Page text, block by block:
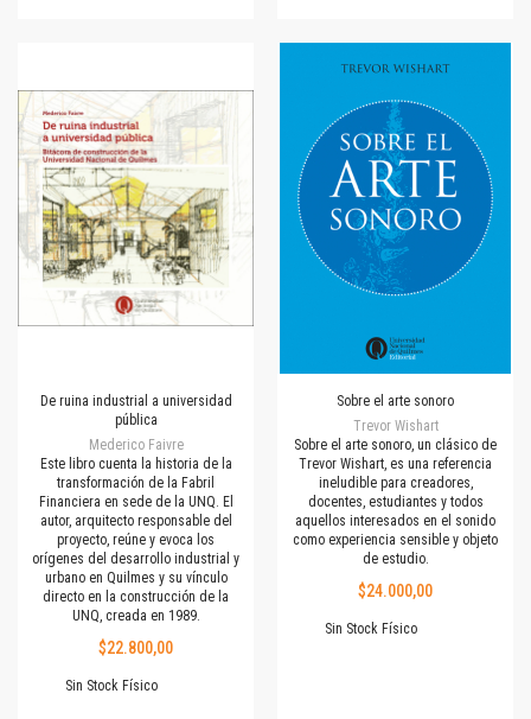
De ruina industrial a universidad
pública
Mederico Faivre
Este libro cuenta la historia de la
transformación de la Fabril
Financiera en sede de la UNQ. El
autor, arquitecto responsable del
proyecto, reúne y evoca los
orígenes del desarrollo industrial y
urbano en Quilmes y su vínculo
directo en la construcción de la
UNQ, creada en 1989.
$22.800,00
Sin Stock Físico
Sobre el arte sonoro
Trevor Wishart
Sobre el arte sonoro, un clásico de
Trevor Wishart, es una referencia
ineludible para creadores,
docentes, estudiantes y todos
aquellos interesados en el sonido
como experiencia sensible y objeto
de estudio.
$24.000,00
Sin Stock Físico